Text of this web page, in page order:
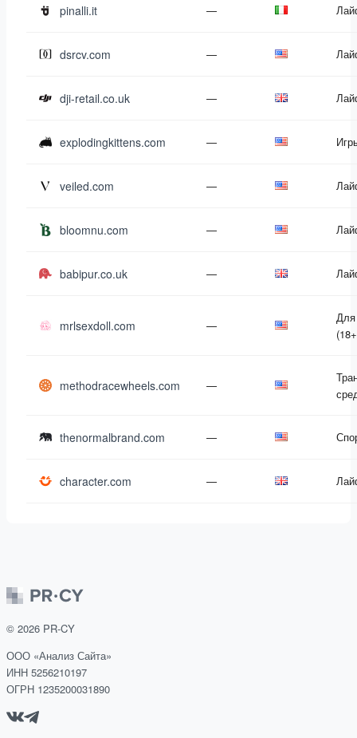
pinalli.it —
dsrcv.com —
dji-retail.co.uk —
explodingkittens.com —
veiled.com —
bloomnu.com —
babipur.co.uk —
mrlsexdoll.com —
Для
methodracewheels.com —
thenormalbrand.com —
character.com —
© 2026 PR-CY
ООО «Анализ Сайта»
ИНН 5256210197
ОГРН 1235200031890